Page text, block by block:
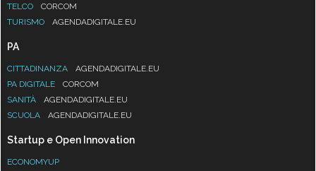
TELCO
CORCOM
TURISMO
AGENDADIGITALE.EU
PA
CITTADINANZA
AGENDADIGITALE.EU
PA DIGITALE
CORCOM
SANITÀ
AGENDADIGITALE.EU
SCUOLA
AGENDADIGITALE.EU
Startup e Open Innovation
ECONOMYUP